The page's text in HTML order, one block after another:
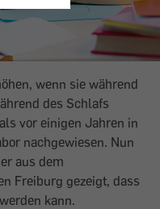
wenn sie während
des Schlafs
vor einigen Jahren in
nachgewiesen. Nun
aus dem
Freiburg gezeigt, dass
kann.